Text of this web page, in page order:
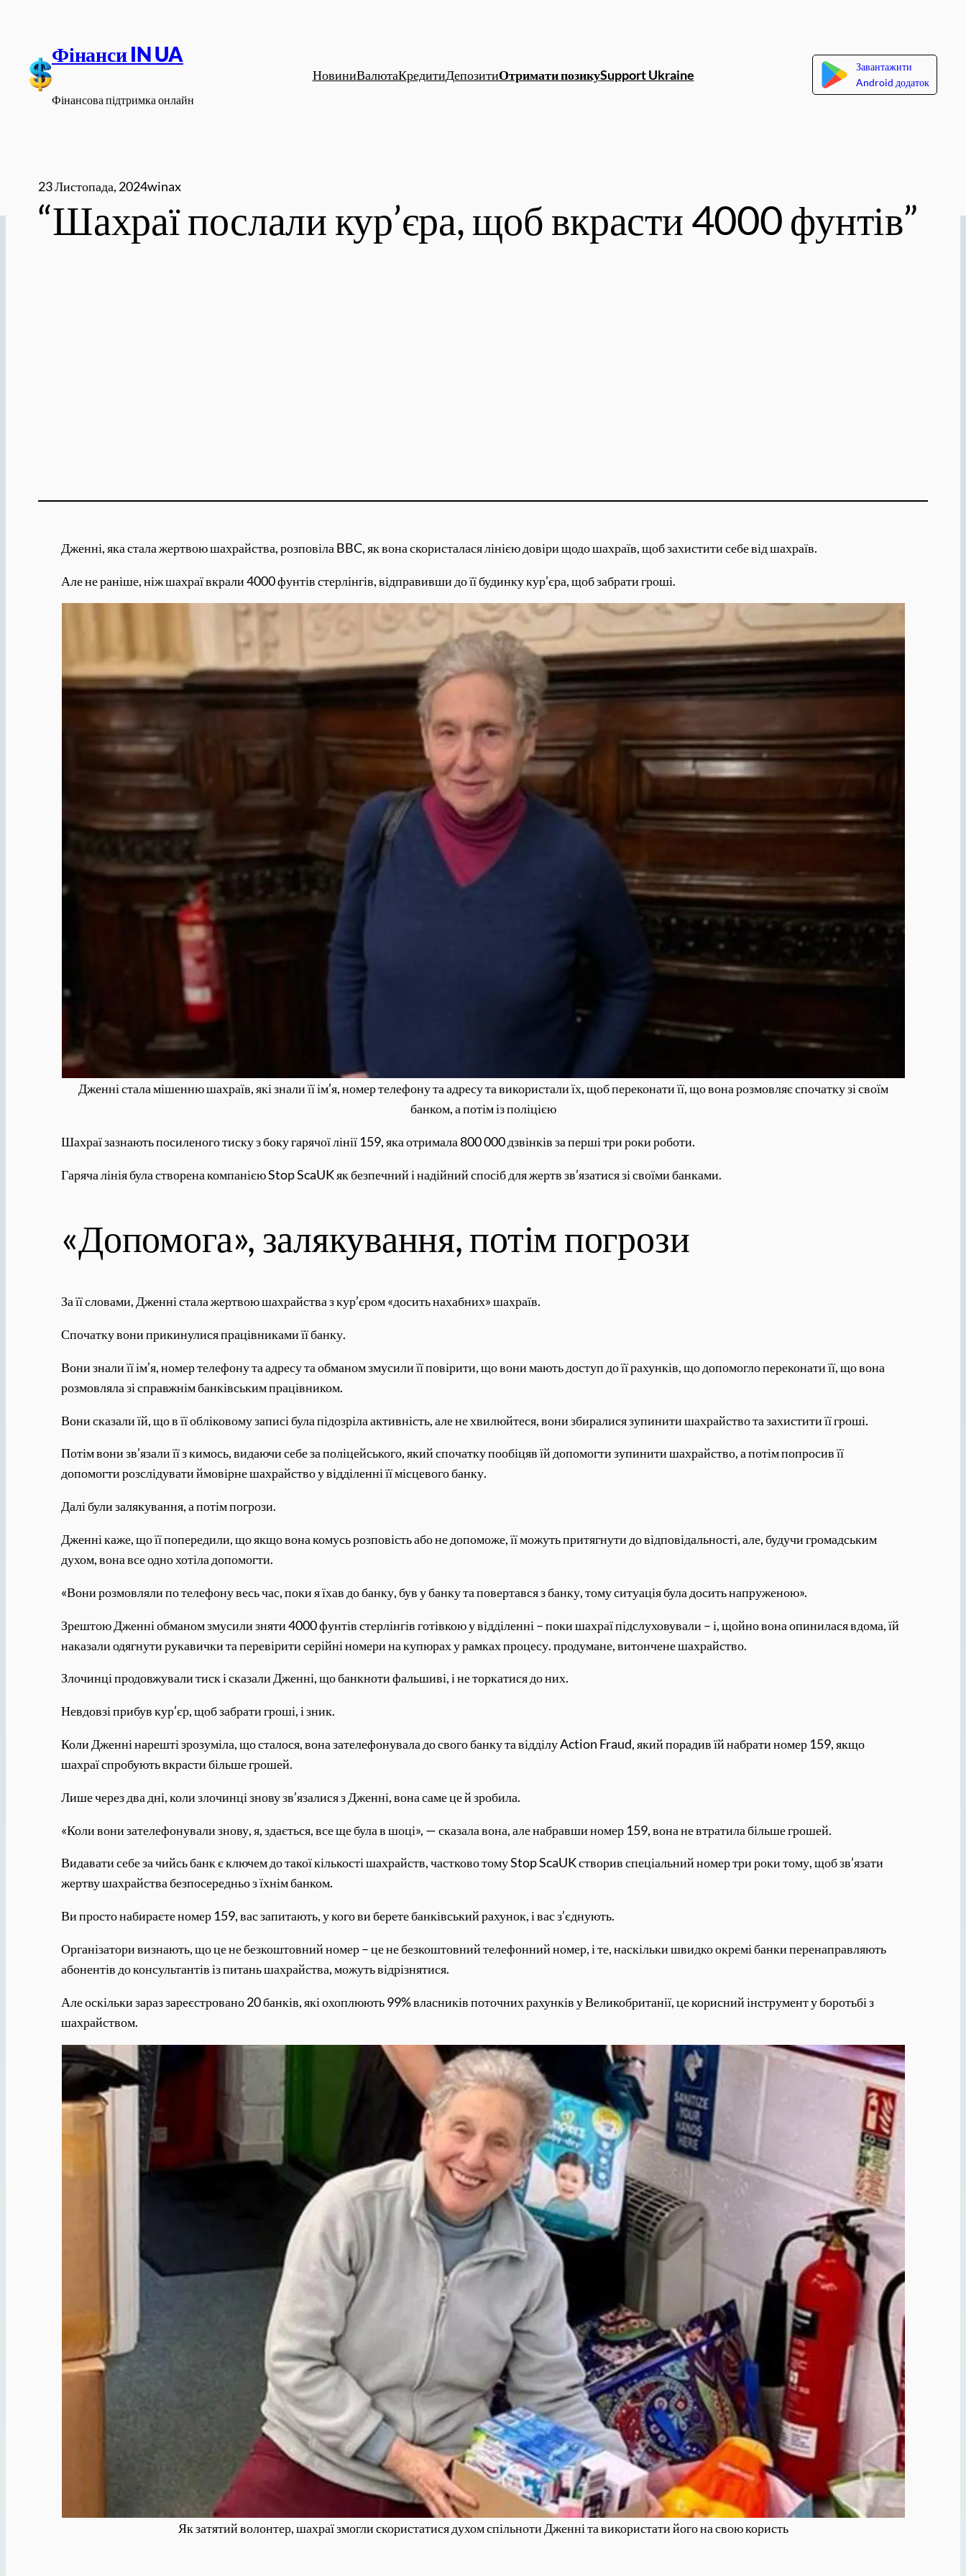
вмісту
Фінанси IN UA
Фінансова підтримка онлайн
НовиниВалютаКредитиДепозитиОтримати позикуSupport Ukraine
Завантажити
Android додаток
23 Листопада, 2024winax
“Шахраї послали кур’єра, щоб вкрасти 4000 фунтів”
Дженні, яка стала жертвою шахрайства, розповіла BBC, як вона скористалася лінією довіри щодо шахраїв, щоб захистити себе від шахраїв.
Але не раніше, ніж шахраї вкрали 4000 фунтів стерлінгів, відправивши до її будинку кур’єра, щоб забрати гроші.
Дженні стала мішенню шахраїв, які знали її ім’я, номер телефону та адресу та використали їх, щоб переконати її, що вона розмовляє спочатку зі своїм
банком, а потім із поліцією
Шахраї зазнають посиленого тиску з боку гарячої лінії 159, яка отримала 800 000 дзвінків за перші три роки роботи.
Гаряча лінія була створена компанією Stop ScaUK як безпечний і надійний спосіб для жертв зв’язатися зі своїми банками.
«Допомога», залякування, потім погрози
За її словами, Дженні стала жертвою шахрайства з кур’єром «досить нахабних» шахраїв.
Спочатку вони прикинулися працівниками її банку.
Вони знали її ім’я, номер телефону та адресу та обманом змусили її повірити, що вони мають доступ до її рахунків, що допомогло переконати її, що вона
розмовляла зі справжнім банківським працівником.
Вони сказали їй, що в її обліковому записі була підозріла активність, але не хвилюйтеся, вони збиралися зупинити шахрайство та захистити її гроші.
Потім вони зв’язали її з кимось, видаючи себе за поліцейського, який спочатку пообіцяв їй допомогти зупинити шахрайство, а потім попросив її
допомогти розслідувати ймовірне шахрайство у відділенні її місцевого банку.
Далі були залякування, а потім погрози.
Дженні каже, що її попередили, що якщо вона комусь розповість або не допоможе, її можуть притягнути до відповідальності, але, будучи громадським
духом, вона все одно хотіла допомогти.
«Вони розмовляли по телефону весь час, поки я їхав до банку, був у банку та повертався з банку, тому ситуація була досить напруженою».
Зрештою Дженні обманом змусили зняти 4000 фунтів стерлінгів готівкою у відділенні – поки шахраї підслуховували – і, щойно вона опинилася вдома, їй
наказали одягнути рукавички та перевірити серійні номери на купюрах у рамках процесу. продумане, витончене шахрайство.
Злочинці продовжували тиск і сказали Дженні, що банкноти фальшиві, і не торкатися до них.
Невдовзі прибув кур’єр, щоб забрати гроші, і зник.
Коли Дженні нарешті зрозуміла, що сталося, вона зателефонувала до свого банку та відділу Action Fraud, який порадив їй набрати номер 159, якщо
шахраї спробують вкрасти більше грошей.
Лише через два дні, коли злочинці знову зв’язалися з Дженні, вона саме це й зробила.
«Коли вони зателефонували знову, я, здається, все ще була в шоці», — сказала вона, але набравши номер 159, вона не втратила більше грошей.
Видавати себе за чийсь банк є ключем до такої кількості шахрайств, частково тому Stop ScaUK створив спеціальний номер три роки тому, щоб зв’язати
жертву шахрайства безпосередньо з їхнім банком.
Ви просто набираєте номер 159, вас запитають, у кого ви берете банківський рахунок, і вас з’єднують.
Організатори визнають, що це не безкоштовний номер – це не безкоштовний телефонний номер, і те, наскільки швидко окремі банки перенаправляють
абонентів до консультантів із питань шахрайства, можуть відрізнятися.
Але оскільки зараз зареєстровано 20 банків, які охоплюють 99% власників поточних рахунків у Великобританії, це корисний інструмент у боротьбі з
шахрайством.
Як затятий волонтер, шахраї змогли скористатися духом спільноти Дженні та використати його на свою користь